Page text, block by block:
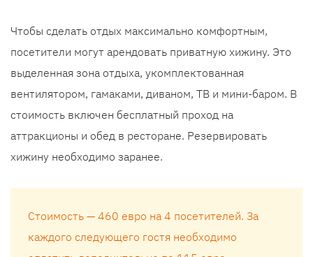
Чтобы сделать отдых максимально комфортным,
посетители могут арендовать приватную хижину. Это
выделенная зона отдыха, укомплектованная
вентилятором, гамаками, диваном, ТВ и мини-баром. В
стоимость включен бесплатный проход на
аттракционы и обед в ресторане. Резервировать
хижину необходимо заранее.
Стоимость — 460 евро на 4 посетителей. За
каждого следующего гостя необходимо